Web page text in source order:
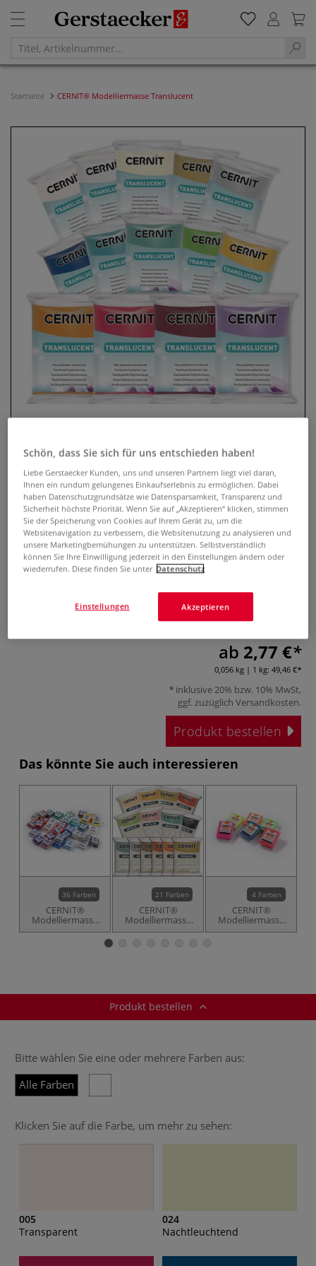
Startseite CERNIT® Modelliermasse Translucent
CERNIT® Modelliermasse
Translucent
0 Bewertungen
CERNIT Modelliermasse Translucent ist eine Polymerclay
Modelliermasse in transluzenten Farben. Härtet im
unterschiedlichen Größen und vielen verschiedenen Farben
Mehr
ab 2,77 €
0,056 kg | 1 kg: 49,46 €
inklusive 20% bzw. 10% MwSt,
ggf. zuzüglich Versandkosten.
Produkt bestellen
Das könnte Sie auch interessieren
36 Farben
CERNIT®
Modelliermasse
N° 1
21 Farben
CERNIT®
Modelliermasse
Metallic
4 Farben
CERNIT®
Modelliermasse
Neon
Produkt bestellen
Bitte wählen Sie eine oder mehrere Farben aus:
Alle Farben
Klicken Sie auf die Farbe, um mehr zu sehen:
005
Transparent
024
Nachtleuchtend
Schön, dass Sie sich für uns entschieden haben!
Liebe Gerstaecker Kunden, uns und unseren Partnern liegt viel daran,
Ihnen ein rundum gelungenes Einkaufserlebnis zu ermöglichen. Dabei
haben Datenschutzgrundsätze wie Datensparsamkeit, Transparenz und
Sicherheit höchste Priorität. Wenn Sie auf „Akzeptieren“ klicken, stimmen
Sie der Speicherung von Cookies auf Ihrem Gerät zu, um die
Websitenavigation zu verbessern, die Websitenutzung zu analysieren und
unsere Marketingbemühungen zu unterstützen. Selbstverständlich
können Sie Ihre Einwilligung jederzeit in den Einstellungen ändern oder
wiederrufen. Diese finden Sie unter Datenschutz
Akzeptieren
Einstellungen